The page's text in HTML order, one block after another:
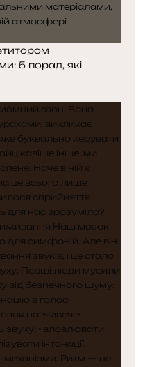
5 порад, які